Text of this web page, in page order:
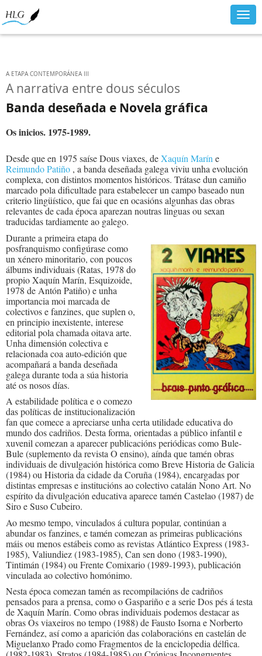
A ETAPA CONTEMPORÁNEA III
A narrativa entre dous séculos
Banda deseñada e Novela gráfica
Os inicios. 1975-1989.
Desde que en 1975 saíse Dous viaxes, deXaquín Maríne
Reimundo Patiño , a banda deseñada galega viviu unha evolución
complexa, con distintos momentos históricos. Trátase dun camiño
marcado pola dificultade para estabelecer un campo baseado nun
criterio lingüístico, que fai que en ocasións algunhas das obras
relevantes de cada época aparezan noutras linguas ou sexan
traducidas tardiamente ao galego.
Durante a primeira etapa do
posfranquismo configúrase como
un xénero minoritario, con poucos
álbums individuais (Ratas, 1978 do
propio Xaquín Marín, Esquizoide,
1978 de Antón Patiño) e unha
importancia moi marcada de
colectivos e fanzines, que suplen o,
en principio inexistente, interese
editorial pola chamada oitava arte.
Unha dimensión colectiva e
relacionada coa auto-edición que
acompañará a banda deseñada
galega durante toda a súa historia
até os nosos días.
A estabilidade política e o comezo
das políticas de institucionalización
fan que comece a apreciarse unha certa utilidade educativa do
mundo dos cadriños. Desta forma, orientadas a público infantil e
xuvenil comezan a aparecer publicacións periódicas como Bule-
Bule (suplemento da revista O ensino), aínda que tamén obras
individuais de divulgación histórica como Breve Historia de Galicia
(1984) ou Historia da cidade da Coruña (1984), encargadas por
distintas empresas e institucións ao colectivo catalán Nono Art. No
espírito da divulgación educativa aparece tamén Castelao (1987) de
Siro e Suso Cubeiro.
Ao mesmo tempo, vinculados á cultura popular, continúan a
abundar os fanzines, e tamén comezan as primeiras publicacións
máis ou menos estábeis como as revistas Atlántico Express (1983-
1985), Valiundiez (1983-1985), Can sen dono (1983-1990),
Tintimán (1984) ou Frente Comixario (1989-1993), publicación
vinculada ao colectivo homónimo.
Nesta época comezan tamén as recompilacións de cadriños
pensados para a prensa, como o Gaspariño e a serie Dos pés á testa
de Xaquín Marín. Como obras individuais podemos destacar as
obras Os viaxeiros no tempo (1988) de Fausto Isorna e Norberto
Fernández, así como a aparición das colaboracións en castelán de
Miguelanxo Prado como Fragmentos de la enciclopedia délfica.